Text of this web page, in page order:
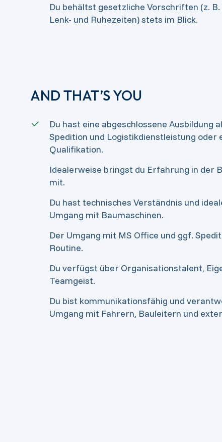
Du behältst gesetzliche Vorschriften (z. B.
Lenk- und Ruhezeiten) stets im Blick.
AND THAT’S YOU
Du hast eine abgeschlossene Ausbildung
Spedition und Logistikdienstleistung oder
Qualifikation.
Idealerweise bringst du Erfahrung in der
mit.
Du hast technisches Verständnis und
Umgang mit Baumaschinen.
Der Umgang mit MS Office und ggf.
Routine.
Du verfügst über Organisationstalent,
Teamgeist.
Du bist kommunikationsfähig und
Umgang mit Fahrern, Bauleitern und